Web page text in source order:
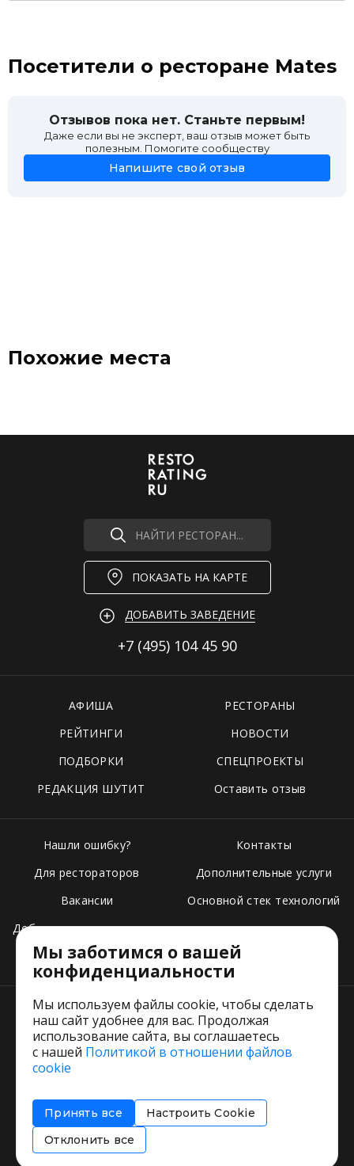
Посетители о ресторане Mates
Отзывов пока нет. Станьте первым!
Даже если вы не эксперт, ваш отзыв может быть
полезным. Помогите сообществу
Напишите свой отзыв
Похожие места
НАЙТИ РЕСТОРАН...
ПОКАЗАТЬ НА КАРТЕ
ДОБАВИТЬ ЗАВЕДЕНИЕ
+7 (495) 104 45 90
АФИША
РЕСТОРАНЫ
РЕЙТИНГИ
НОВОСТИ
ПОДБОРКИ
СПЕЦПРОЕКТЫ
РЕДАКЦИЯ ШУТИТ
Оставить отзыв
Нашли ошибку?
Для рестораторов
Вакансии
Добавить свое заведение
Тарифы
Контакты
Дополнительные услуги
Основной стек технологий
Пользовательское соглашение
Соглашение об информировании
Политика использования cookies
Мы заботимся о вашей
конфиденциальности
Мы используем файлы cookie, чтобы сделать
наш сайт удобнее для вас. Продолжая
использование сайта, вы соглашаетесь
с нашей Политикой в отношении файлов
cookie
Принять все
Настроить Cookie
Отклонить все